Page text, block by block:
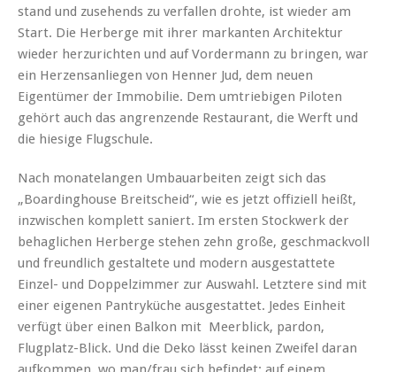
stand und zusehends zu verfallen drohte, ist wieder am
Start. Die Herberge mit ihrer markanten Architektur
wieder herzurichten und auf Vordermann zu bringen, war
ein Herzensanliegen von Henner Jud, dem neuen
Eigentümer der Immobilie. Dem umtriebigen Piloten
gehört auch das angrenzende Restaurant, die Werft und
die hiesige Flugschule.
Nach monatelangen Umbauarbeiten zeigt sich das
„Boardinghouse Breitscheid“, wie es jetzt offiziell heißt,
inzwischen komplett saniert. Im ersten Stockwerk der
behaglichen Herberge stehen zehn große, geschmackvoll
und freundlich gestaltete und modern ausgestattete
Einzel- und Doppelzimmer zur Auswahl. Letztere sind mit
einer eigenen Pantryküche ausgestattet. Jedes Einheit
verfügt über einen Balkon mit Meerblick, pardon,
Flugplatz-Blick. Und die Deko lässt keinen Zweifel daran